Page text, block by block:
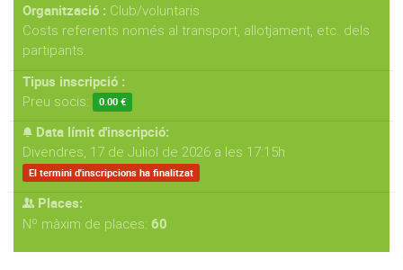
Organització : Club/voluntaris
Costs referents només al transport, allotjament, etc. dels
partipants.
Tipus inscripció :
Preu socis: 0.00 €
Data límit d'inscripció:
Divendres, 17 de Juliol de 2026 a les 17:15h
El termini d'inscripcions ha finalitzat
Places:
Nº màxim de places: 60